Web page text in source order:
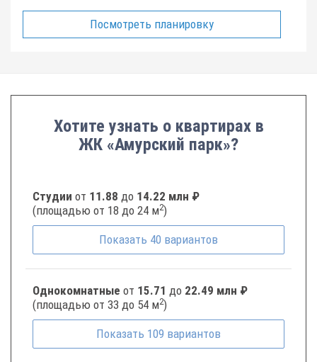
Посмотреть планировку
Хотите узнать о квартирах в
ЖК «Амурский парк»?
Студии от 11.88 до 14.22 млн ₽
(площадью от 18 до 24 м2)
Показать 40 вариантов
Однокомнатные от 15.71 до 22.49 млн ₽
(площадью от 33 до 54 м2)
Показать 109 вариантов